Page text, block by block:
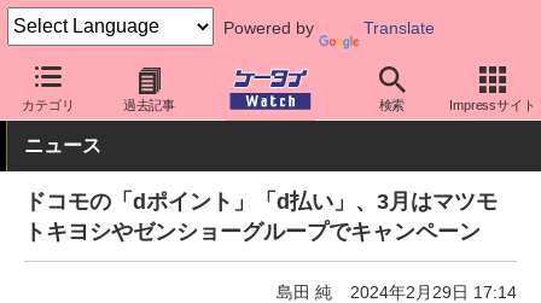
Powered by Translate
カテゴリ 過去記事 検索 Impressサイト
ケータイ Watch キャリア ドコモ アプリ・サービス
ニュース
ドコモの「dポイント」「d払い」、3月はマツモ
トキヨシやゼンショーグループでキャンペーン
島田 純 2024年2月29日 17:14